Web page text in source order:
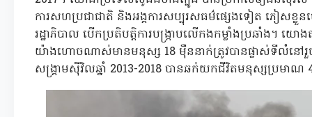
ការសហប្រជាជាតិ និងអង្គការសប្បុរសធម៌ផ្សេងទៀត ភៀសខ្
រដ្ឋាភិបាល បើកប្រតិបត្តិការបង្រ្កាបលើកងកម្លាំងប្រឆាំង។ យ
យ៉ាងហោចណាស់មានមនុស្ស 18 ម៉ឺននាក់ត្រូវបានផ្លាស់ទីលំនៅ
សង្គ្រាមស៊ីវិលឆ្នាំ 2013-2018 បានឆក់យកជីវិតមនុស្សប្រមាណ